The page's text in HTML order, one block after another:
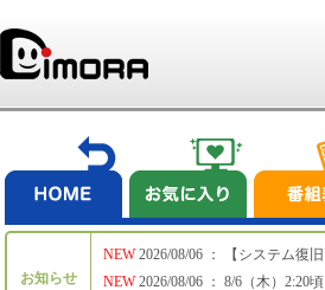
お知らせ
NEW
NEW
2026/08/06 ： 【システム復
2026/08/06 ： 8/6（木）